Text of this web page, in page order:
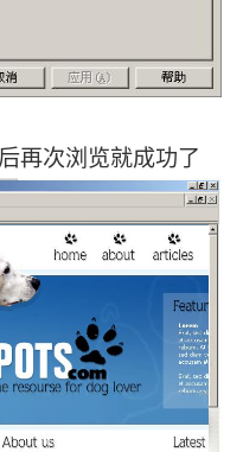
再次浏览就成功了